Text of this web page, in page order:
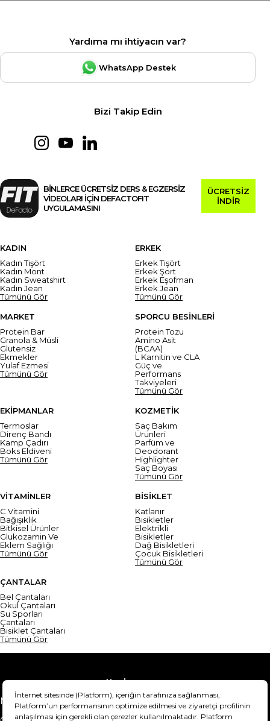
Yardıma mı ihtiyacın var?
WhatsApp Destek
Bizi Takip Edin
BİNLERCE ÜCRETSİZ DERS & EGZERSİZ
VİDEOLARI İÇİN DEFACTOFIT
UYGULAMASINI
ÜCRETSİZ
İNDİR
KADIN
Kadın Tişört
Kadın Mont
Kadın Sweatshirt
Kadın Jean
Tümünü Gör
ERKEK
Erkek Tişört
Erkek Şort
Erkek Eşofman
Erkek Jean
Tümünü Gör
MARKET
Protein Bar
Granola & Müsli
Glutensiz
Ekmekler
Yulaf Ezmesi
Tümünü Gör
SPORCU BESİNLERİ
Protein Tozu
Amino Asit
(BCAA)
L Karnitin ve CLA
Güç ve
Performans
Takviyeleri
Tümünü Gör
EKİPMANLAR
Termoslar
Direnç Bandı
Kamp Çadırı
Boks Eldiveni
Tümünü Gör
KOZMETİK
Saç Bakım
Ürünleri
Parfüm ve
Deodorant
Highlighter
Saç Boyası
Tümünü Gör
VİTAMİNLER
C Vitamini
Bağışıklık
Bitkisel Ürünler
Glukozamin Ve
Eklem Sağlığı
Tümünü Gör
BİSİKLET
Katlanır
Bisikletler
Elektrikli
Bisikletler
Dağ Bisikletleri
Çocuk Bisikletleri
Tümünü Gör
ÇANTALAR
Bel Çantaları
Okul Çantaları
Su Sporları
Çantaları
Bisiklet Çantaları
Tümünü Gör
Yardım
Mesafeli Satış Sözleşmesi
Teslimat Bilgisi